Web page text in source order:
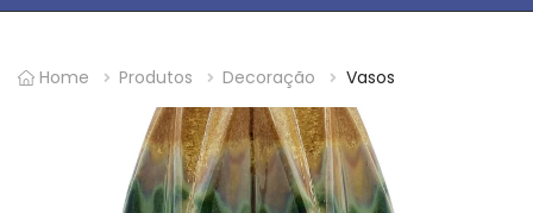
Home Produtos Decoração Vasos